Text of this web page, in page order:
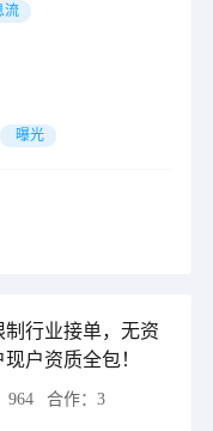
流
曝光
行业接单，无资
户资质全包！
964 合作： 3